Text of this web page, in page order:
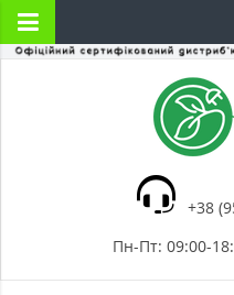
+38
Пн-Пт: 09:00-